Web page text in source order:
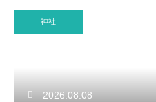
神社
2026.08.08